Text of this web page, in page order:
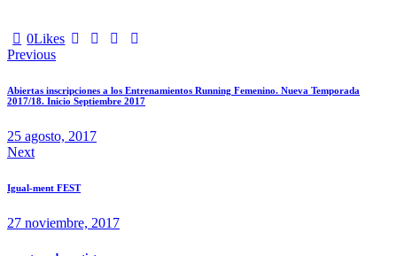
0Likes
Previous
Abiertas inscripciones a los Entrenamientos Running Femenino. Nueva Temporada
2017/18. Inicio Septiembre 2017
25 agosto, 2017
Next
Igual-ment FEST
27 noviembre, 2017